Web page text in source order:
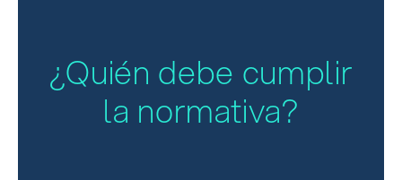
¿Quién debe cumplir
la normativa?